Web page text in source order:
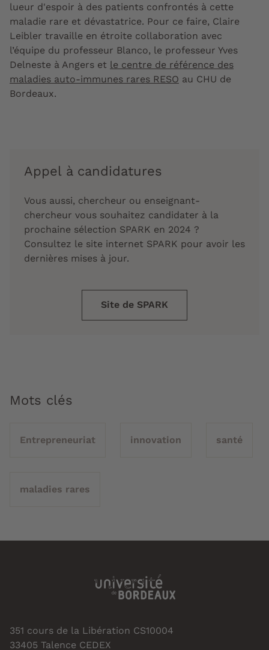
lueur d'espoir à des patients confrontés à cette
maladie rare et dévastatrice. Pour ce faire, Claire
Leibler travaille en étroite collaboration avec
l’équipe du professeur Blanco, le professeur Yves
Delneste à Angers et le centre de référence des
maladies auto-immunes rares RESO au CHU de
Bordeaux.
Appel à candidatures
Vous aussi, chercheur ou enseignant-
chercheur vous souhaitez candidater à la
prochaine sélection SPARK en 2024 ?
Consultez le site internet SPARK pour avoir les
dernières mises à jour.
Site de SPARK
Mots clés
Entrepreneuriat innovation santé
maladies rares
351 cours de la Libération CS10004
33405 Talence CEDEX